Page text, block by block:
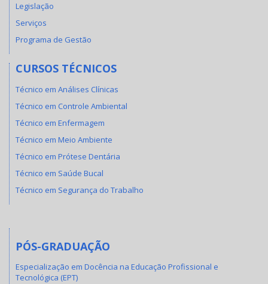
Legislação
Serviços
Programa de Gestão
CURSOS TÉCNICOS
Técnico em Análises Clínicas
Técnico em Controle Ambiental
Técnico em Enfermagem
Técnico em Meio Ambiente
Técnico em Prótese Dentária
Técnico em Saúde Bucal
Técnico em Segurança do Trabalho
PÓS-GRADUAÇÃO
Especialização em Docência na Educação Profissional e
Tecnológica (EPT)